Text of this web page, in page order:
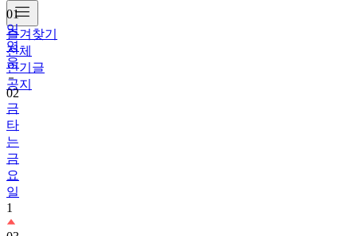
즐겨찾기
전체
인기글
공지
01
임
영
웅
02
금
타
는
금
요
일
1